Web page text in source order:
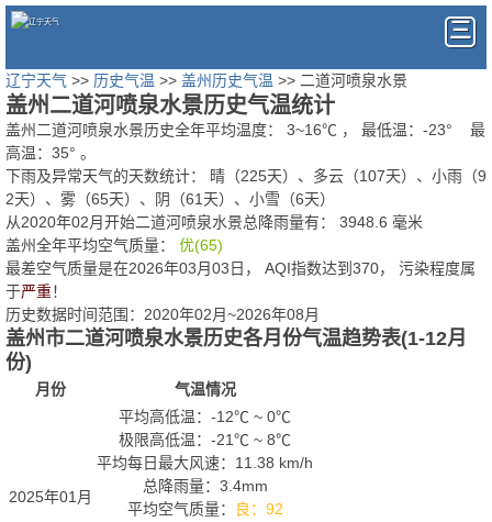
辽宁天气 >> 历史气温 >> 盖州历史气温 >> 二道河喷泉水景
盖州二道河喷泉水景历史气温统计
盖州二道河喷泉水景历史全年平均温度： 3~16℃ ， 最低温： -23° 最
高温： 35° 。
下雨及异常天气的天数统计：
晴（225天）、多云（107天）、小雨（9
2天）、雾（65天）、阴（61天）、小雪（6天）
从2020年02月开始二道河喷泉水景总降雨量有： 3948.6 毫米
盖州全年平均空气质量： 优(65)
最差空气质量是在2026年03月03日， AQI指数达到370， 污染程度属
于严重！
历史数据时间范围：2020年02月~2026年08月
盖州市二道河喷泉水景历史各月份气温趋势表(1-12月
份)
月份 气温情况
2025年01月
平均高低温： -12℃ ~ 0℃
极限高低温： -21℃ ~ 8℃
平均每日最大风速：11.38 km/h
总降雨量：3.4mm
平均空气质量：
良：92